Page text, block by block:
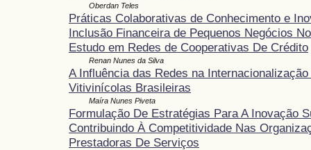
Oberdan Teles
Práticas Colaborativas de Conhecimento e
Inclusão Financeira de Pequenos Negócios
Estudo em Redes de Cooperativas De Crédito
Renan Nunes da Silva
A Influência das Redes na
Vitivinícolas Brasileiras
Maíra Nunes Piveta
Formulação De Estratégias Para A Inovação
Contribuindo À Competitividade Nas
Prestadoras De Serviços